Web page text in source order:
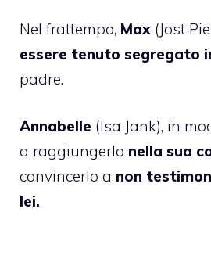
Nel frattempo, Max (Jost
essere tenuto segregato
padre.
Annabelle (Isa Jank), in
a raggiungerlo nella sua
convincerlo a non
lei.